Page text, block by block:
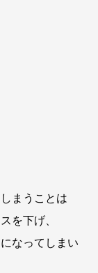
まうことは
を下げ、
なってしまい